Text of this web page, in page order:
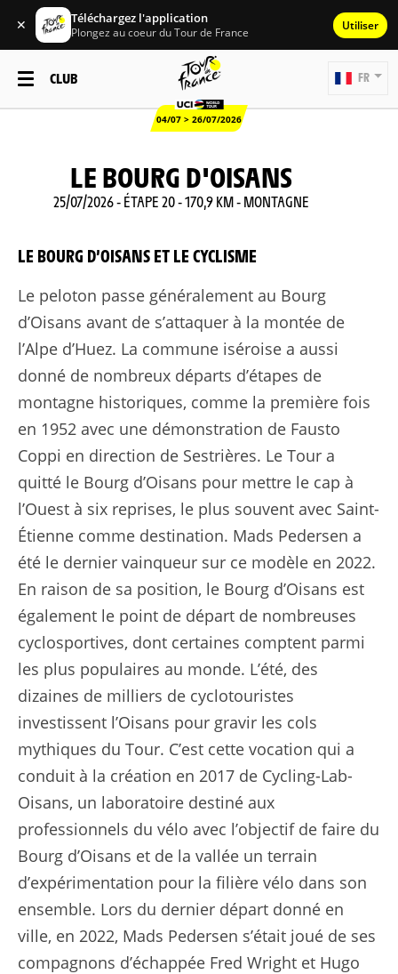
✕ Téléchargez l'application
Plongez au coeur du Tour de France Utiliser
CLUB
04/07 > 26/07/2026
FR
LE BOURG D'OISANS
25/07/2026 - ÉTAPE 20 - 170,9 KM - MONTAGNE
LE BOURG D’OISANS ET LE CYCLISME
Le peloton passe généralement au Bourg
d’Oisans avant de s’attaquer à la montée de
l’Alpe d’Huez. La commune iséroise a aussi
donné de nombreux départs d’étapes de
montagne historiques, comme la première fois
en 1952 avec une démonstration de Fausto
Coppi en direction de Sestrières. Le Tour a
quitté le Bourg d’Oisans pour mettre le cap à
l’Ouest à six reprises, le plus souvent avec Saint-
Étienne comme destination. Mads Pedersen a
été le dernier vainqueur sur ce modèle en 2022.
En raison de sa position, le Bourg d’Oisans est
également le point de départ de nombreuses
cyclosportives, dont certaines comptent parmi
les plus populaires au monde. L’été, des
dizaines de milliers de cyclotouristes
investissent l’Oisans pour gravir les cols
mythiques du Tour. C’est cette vocation qui a
conduit à la création en 2017 de Cycling-Lab-
Oisans, un laboratoire destiné aux
professionnels du vélo avec l’objectif de faire du
Bourg d’Oisans et de la vallée un terrain
d’expérimentation pour la filière vélo dans son
ensemble. Lors du dernier départ donné en
ville, en 2022, Mads Pedersen s’était joué de ses
compagnons d’échappée Fred Wright et Hugo